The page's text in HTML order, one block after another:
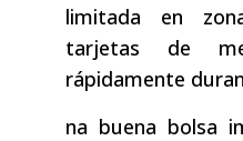
limitada en
tarjetas de
rápidamente
na buena bolsa